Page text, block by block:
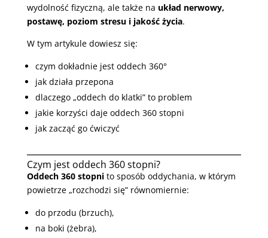
wydolność fizyczną, ale także na układ nerwowy,
postawę, poziom stresu i jakość życia.
W tym artykule dowiesz się:
czym dokładnie jest oddech 360°
jak działa przepona
dlaczego „oddech do klatki” to problem
jakie korzyści daje oddech 360 stopni
jak zacząć go ćwiczyć
Czym jest oddech 360 stopni?
Oddech 360 stopnito sposób oddychania, w którym
powietrze „rozchodzi się” równomiernie:
do przodu (brzuch),
na boki (żebra),